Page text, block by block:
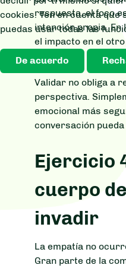
respuesta, el foco
intención propia. En
el impacto en el
intención.
Validar no obliga a
perspectiva.
emocional más
conversación
Ejercicio
cuerpo
invadir
La empatía no
Gran parte de la
cookies. Ten en cuenta que
puedas usar todas las
De acuerdo